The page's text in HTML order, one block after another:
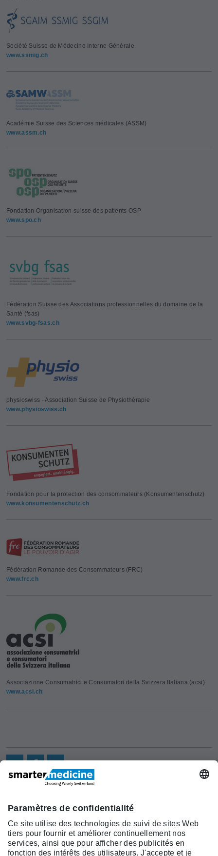
Société Suisse de Médecine Interne Générale
www.ssmig.ch
Académie Suisse des Sciences médicales (ASSM)
www.assm.ch
Fondation Organisation suisse des patients OSP
www.spo.ch
Fédération Suisse des Associations professionnelles du domaine de la
Santé (fsas)
www.svbg-fsas.ch
physioswiss - Association Suisse de Physiothérapie
www.physioswiss.ch
Fondation pour la protection des consommateurs (Konsumentenschutz)
www.konsumentenschutz.ch
Fédération Romande des Consommateurs (FRC)
www.frc.ch
Associazione Consumatrici e Consumatori della Svizzera Italiana (acsi)
www.acsi.ch
smarter
medicine?
Liste Top 5
Recherche
Contact
c/o Société Suisse de Médécine
Interne Générale
Monbijoustrasse 43, Case postale,
3001 Berne
Tél. +41 31 370 40 00, Fax +41 31